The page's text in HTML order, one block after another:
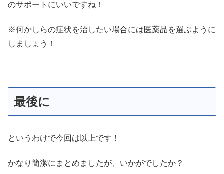
のサポートにいいですね！
※何かしらの症状を治したい場合には医薬品を選ぶように
しましょう！
最後に
というわけで今回は以上です！
かなり簡潔にまとめましたが、いかがでしたか？